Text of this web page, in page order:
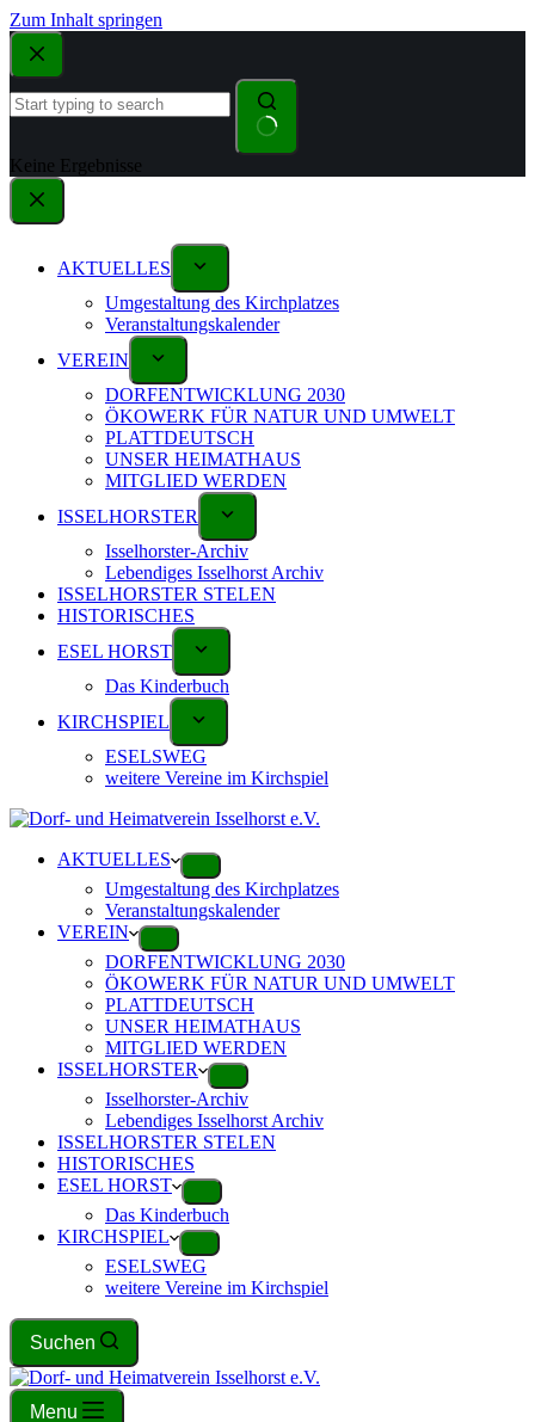
Zum Inhalt springen
Keine Ergebnisse
AKTUELLES
Umgestaltung des Kirchplatzes
Veranstaltungskalender
VEREIN
DORFENTWICKLUNG 2030
ÖKOWERK FÜR NATUR UND UMWELT
PLATTDEUTSCH
UNSER HEIMATHAUS
MITGLIED WERDEN
ISSELHORSTER
Isselhorster-Archiv
Lebendiges Isselhorst Archiv
ISSELHORSTER STELEN
HISTORISCHES
ESEL HORST
Das Kinderbuch
KIRCHSPIEL
ESELSWEG
weitere Vereine im Kirchspiel
AKTUELLES
Umgestaltung des Kirchplatzes
Veranstaltungskalender
VEREIN
DORFENTWICKLUNG 2030
ÖKOWERK FÜR NATUR UND UMWELT
PLATTDEUTSCH
UNSER HEIMATHAUS
MITGLIED WERDEN
ISSELHORSTER
Isselhorster-Archiv
Lebendiges Isselhorst Archiv
ISSELHORSTER STELEN
HISTORISCHES
ESEL HORST
Das Kinderbuch
KIRCHSPIEL
ESELSWEG
weitere Vereine im Kirchspiel
Suchen
Menu